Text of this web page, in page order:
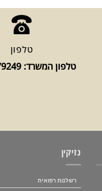
טלפון
טלפון המשרד: 073-7279249
נזיקין
רשלנות רפואית